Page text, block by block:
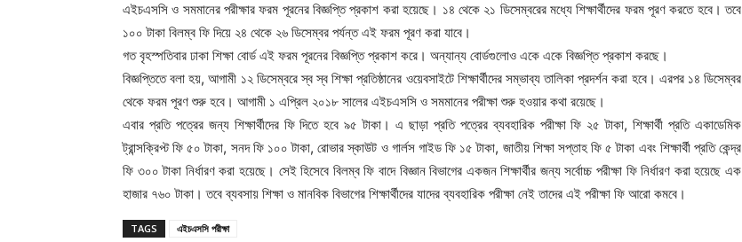
এইচএসসি ও সমমানের পরীক্ষার ফরম পূরনের বিজ্ঞপ্তি প্রকাশ করা হয়েছে। ১৪ থেকে ২১ ডিসেম্বরের মধ্যে শিক্ষার্থীদের ফরম পূরণ করতে হবে। তবে
১০০ টাকা বিলম্ব ফি দিয়ে ২৪ থেকে ২৬ ডিসেম্বর পর্যন্ত এই ফরম পূরণ করা যাবে।
গত বৃহস্পতিবার ঢাকা শিক্ষা বোর্ড এই ফরম পূরনের বিজ্ঞপ্তি প্রকাশ করে। অন্যান্য বোর্ডগুলোও একে একে বিজ্ঞপ্তি প্রকাশ করছে।
বিজ্ঞপ্তিতে বলা হয়, আগামী ১২ ডিসেম্বরে স্ব স্ব শিক্ষা প্রতিষ্ঠানের ওয়েবসাইটে শিক্ষার্থীদের সম্ভাব্য তালিকা প্রদর্শন করা হবে। এরপর ১৪ ডিসেম্বর
থেকে ফরম পূরণ শুরু হবে। আগামী ১ এপ্রিল ২০১৮ সালের এইচএসসি ও সমমানের পরীক্ষা শুরু হওয়ার কথা রয়েছে।
এবার প্রতি পত্রের জন্য শিক্ষার্থীদের ফি দিতে হবে ৯৫ টাকা। এ ছাড়া প্রতি পত্রের ব্যবহারিক পরীক্ষা ফি ২৫ টাকা, শিক্ষার্থী প্রতি একাডেমিক
ট্রান্সক্রিপ্ট ফি ৫০ টাকা, সনদ ফি ১০০ টাকা, রোভার স্কাউট ও গার্লস গাইড ফি ১৫ টাকা, জাতীয় শিক্ষা সপ্তাহ ফি ৫ টাকা এবং শিক্ষার্থী প্রতি কেন্দ্র
ফি ৩০০ টাকা নির্ধারণ করা হয়েছে। সেই হিসেবে বিলম্ব ফি বাদে বিজ্ঞান বিভাগের একজন শিক্ষার্থীর জন্য সর্বোচ্চ পরীক্ষা ফি নির্ধারণ করা হয়েছে এক
হাজার ৭৬০ টাকা। তবে ব্যবসায় শিক্ষা ও মানবিক বিভাগের শিক্ষার্থীদের যাদের ব্যবহারিক পরীক্ষা নেই তাদের এই পরীক্ষা ফি আরো কমবে।
TAGS এইচএসসি পরীক্ষা